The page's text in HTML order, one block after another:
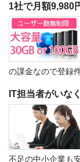
1社で月額9,980
の課金なので登録
IT担当者がいな
不足の中小企業も